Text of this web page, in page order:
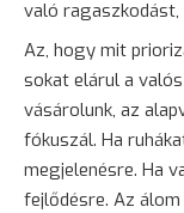
való
Az, hogy mit
sokat elárul a
vásárolunk, az
fókuszál. Ha
megjelenésre. Ha
fejlődésre. Az